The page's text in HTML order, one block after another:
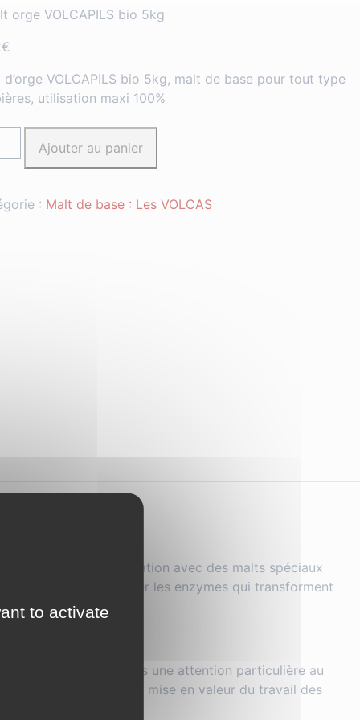
orge VOLCAPILS bio 5kg
€
d’orge VOLCAPILS bio 5kg, malt de base pour tout type
utilisation maxi 100%
Ajouter au panier
: Malt de base : Les VOLCAS
seul ou en association avec des malts spéciaux
capacité à développer les enzymes qui transforment
région. Nous attachons une attention particulière au
rémunération et la mise en valeur du travail des
to activate